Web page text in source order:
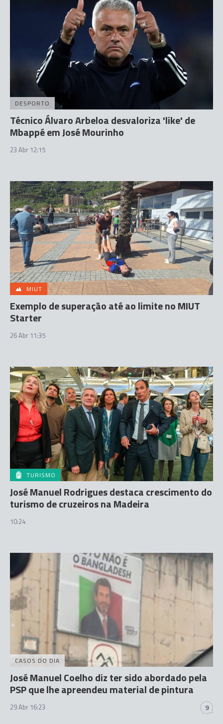
DESPORTO
Técnico Álvaro Arbeloa desvaloriza 'like' de
Mbappé em José Mourinho
23 Abr 12:15
MIUT
Exemplo de superação até ao limite no MIUT
Starter
26 Abr 11:35
TURISMO
José Manuel Rodrigues destaca crescimento do
turismo de cruzeiros na Madeira
10:24
CASOS DO DIA
José Manuel Coelho diz ter sido abordado pela
PSP que lhe apreendeu material de pintura
29 Abr 16:23 9